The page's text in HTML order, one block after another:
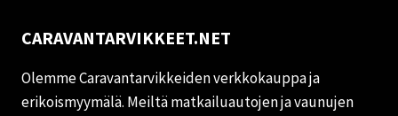
CARAVANTARVIKKEET.NET
Olemme Caravantarvikkeiden verkkokauppa ja
erikoismyymälä. Meiltä matkailuautojen ja vaunujen